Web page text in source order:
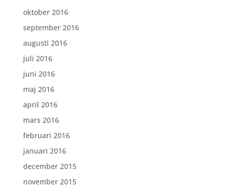
oktober 2016
september 2016
augusti 2016
juli 2016
juni 2016
maj 2016
april 2016
mars 2016
februari 2016
januari 2016
december 2015
november 2015